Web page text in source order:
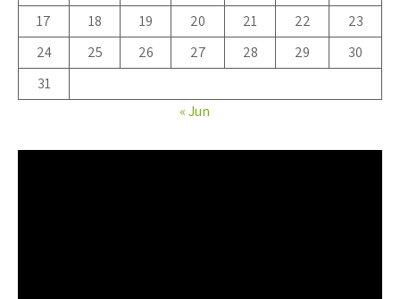
17
18 19 20 21 22
23
24
25 26 27 28 29
30
31
« Jun